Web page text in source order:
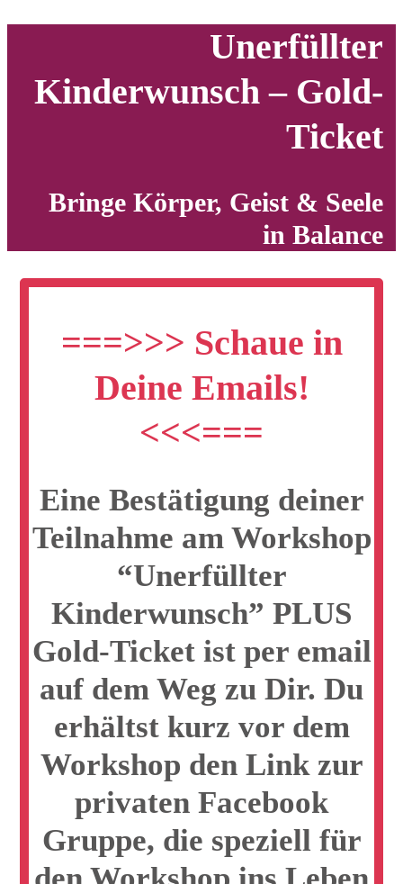
Unerfüllter
Kinderwunsch – Gold-
Ticket
Bringe Körper, Geist & Seele
in Balance
===>>> Schaue in
Deine Emails!
<<<===
Eine Bestätigung deiner
Teilnahme am Workshop
“Unerfüllter
Kinderwunsch” PLUS
Gold-Ticket ist per email
auf dem Weg zu Dir. Du
erhältst kurz vor dem
Workshop den Link zur
privaten Facebook
Gruppe, die speziell für